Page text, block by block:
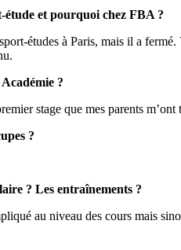
et pourquoi chez FBA ?
études à Paris, mais il a
?
stage que mes parents m’ont
?
? Les entraînements ?
au niveau des cours mais